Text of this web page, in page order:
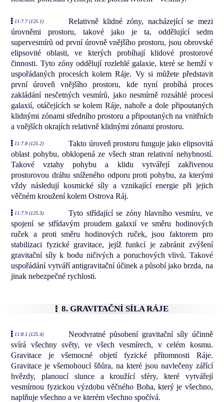
11:7.7 (125.1)
Relativně klidné zóny, nacházející se mezi
úrovněmi prostoru, takové jako je ta, oddělující sedm
supervesmírů od první úrovně vnějšího prostoru, jsou obrovské
elipsovité oblasti, ve kterých probíhají klidové prostorové
činnosti. Tyto zóny oddělují rozlehlé galaxie, které se hemží v
uspořádaných procesích kolem Ráje. Vy si můžete představit
první úroveň vnějšího prostoru, kde nyní probíhá proces
zakládání nesčetných vesmírů, jako nesmírně rozsáhlé procesí
galaxií, otáčejících se kolem Ráje, nahoře a dole připoutaných
klidnými zónami středního prostoru a připoutaných na vnitřních
a vnějších okrajích relativně klidnými zónami prostoru.
11:7.8 (125.2)
Takto úroveň prostoru funguje jako elipsovitá
oblast pohybu, obklopená ze všech stran relativní nehybností.
Takové vztahy pohybu a klidu vytvářejí zakřivenou
prostorovou dráhu sníženého odporu proti pohybu, za kterými
vždy následují kosmické síly a vznikající energie při jejich
věčném kroužení kolem Ostrova Ráj.
11:7.9 (125.3)
Tyto střídající se zóny hlavního vesmíru, ve
spojení se střídavým proudem galaxií ve směru hodinových
ruček a proti směru hodinových ruček, jsou faktorem pro
stabilizaci fyzické gravitace, jejíž funkcí je zabránit zvýšení
gravitační síly k bodu ničivých a poruchových vlivů. Takové
uspořádání vytváří antigravitační účinek a působí jako brzda, na
jinak nebezpečné rychlosti.
8. GRAVITAČNÍ SÍLA RÁJE
11:8.1 (125.4)
Neodvratné působení gravitační síly účinně
svírá všechny světy, ve všech vesmírech, v celém kosmu.
Gravitace je všemocné objetí fyzické přítomnosti Ráje.
Gravitace je všemohoucí šňůra, na které jsou navlečeny zářící
hvězdy, planoucí slunce a kroužící sféry, které vytvářejí
vesmírnou fyzickou výzdobu věčného Boha, který je všechno,
naplňuje všechno a ve kterém všechno spočívá.